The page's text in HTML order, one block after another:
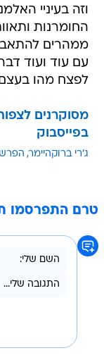
וזה בעיניי
החומרנות
ממהרים
עם עוד ועוד
לפצח מהו בעצם
מסוקרנים
בפייסבוק
ג'רי ברוקהיימר
טרם התפרסמו